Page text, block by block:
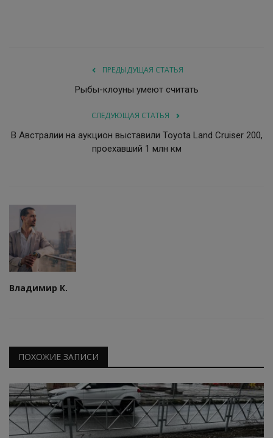
ПРЕДЫДУЩАЯ СТАТЬЯ
Рыбы-клоуны умеют считать
СЛЕДУЮЩАЯ СТАТЬЯ
В Австралии на аукцион выставили Toyota Land Cruiser 200,
проехавший 1 млн км
Владимир К.
ПОХОЖИЕ ЗАПИСИ